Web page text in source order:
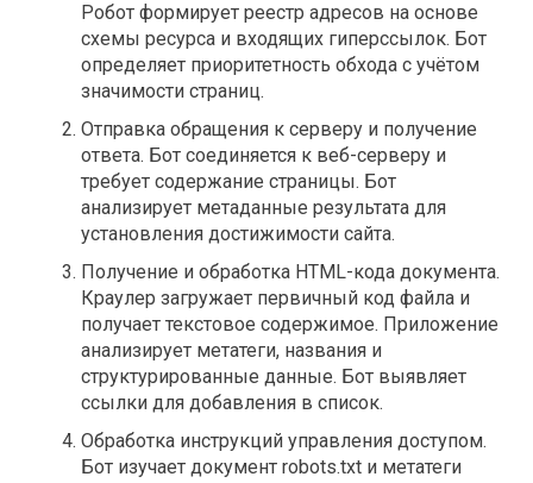
Робот формирует реестр адресов на основе
схемы ресурса и входящих гиперссылок. Бот
определяет приоритетность обхода с учётом
значимости страниц.
Отправка обращения к серверу и получение
ответа. Бот соединяется к веб-серверу и
требует содержание страницы. Бот
анализирует метаданные результата для
установления достижимости сайта.
Получение и обработка HTML-кода документа.
Краулер загружает первичный код файла и
получает текстовое содержимое. Приложение
анализирует метатеги, названия и
структурированные данные. Бот выявляет
ссылки для добавления в список.
Обработка инструкций управления доступом.
Бот изучает документ robots.txt и метатеги